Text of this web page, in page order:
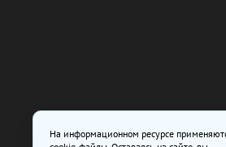
Все рекламные товары
изготовлена и размещена на
На информационном ресурсе